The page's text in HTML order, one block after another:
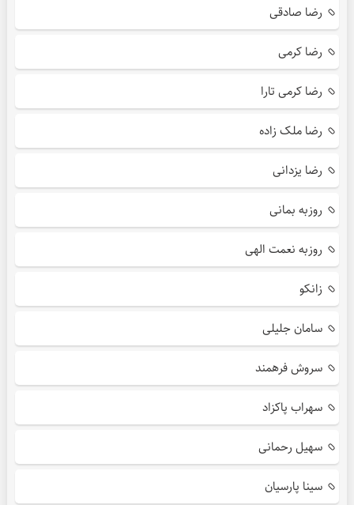
رضا صادقی
رضا کرمی
رضا کرمی تارا
رضا ملک زاده
رضا یزدانی
روزبه بمانی
روزبه نعمت الهی
زانکو
سامان جلیلی
سروش فرهمند
سهراب پاکزاد
سهیل رحمانی
سینا پارسیان